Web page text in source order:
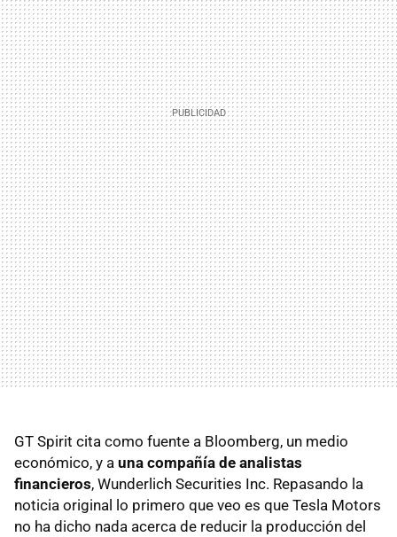
GT Spirit cita como fuente a Bloomberg, un medio
económico, y a una compañía de analistas
financieros, Wunderlich Securities Inc. Repasando la
noticia original lo primero que veo es que Tesla Motors
no ha dicho nada acerca de reducir la producción del